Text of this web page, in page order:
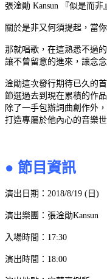
張淦勛 Kansun 『似是而
關於是非又何須提起，當
那就唱歌，在這熟悉不過
讓不曾留意的進來，讓念
淦勛這次發行期待已久的
節選過去到現在累積的作
除了一手包辦詞曲創作外
打造專屬於他內心的音樂世
● 節目資訊
演出日期：2018/8/19 (日)
演出樂團：張淦勛Kansun
入場時間：17:30
演出時間：18:00